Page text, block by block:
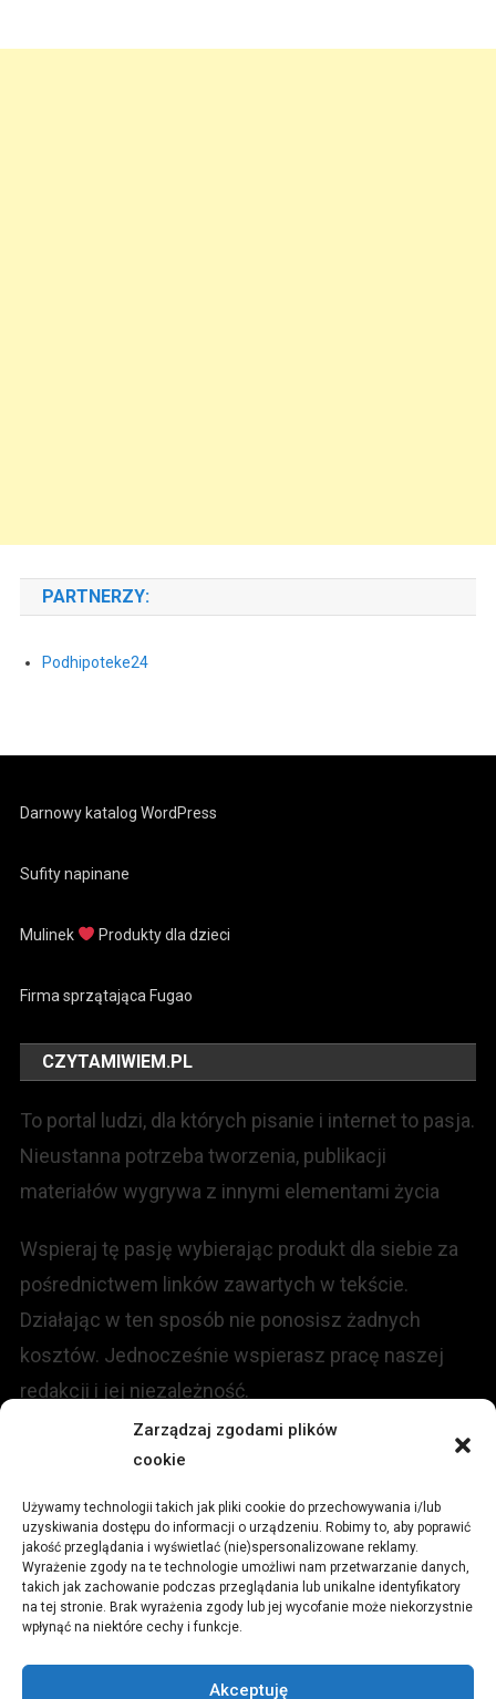
Zarządzaj zgodami plików
cookie
Używamy technologii takich jak pliki cookie do przechowywania i/lub
uzyskiwania dostępu do informacji o urządzeniu. Robimy to, aby poprawić
jakość przeglądania i wyświetlać (nie)spersonalizowane reklamy.
Wyrażenie zgody na te technologie umożliwi nam przetwarzanie danych,
takich jak zachowanie podczas przeglądania lub unikalne identyfikatory
na tej stronie. Brak wyrażenia zgody lub jej wycofanie może niekorzystnie
wpłynąć na niektóre cechy i funkcje.
Akceptuję
PARTNERZY:
Podhipoteke24
Darnowy katalog WordPress
Sufity napinane
Mulinek Produkty dla dzieci
Firma sprzątająca Fugao
CZYTAMIWIEM.PL
To portal ludzi, dla których pisanie i internet to pasja.
Nieustanna potrzeba tworzenia, publikacji
materiałów wygrywa z innymi elementami życia
Wspieraj tę pasję wybierając produkt dla siebie za
pośrednictwem linków zawartych w tekście.
Działając w ten sposób nie ponosisz żadnych
kosztów. Jednocześnie wspierasz pracę naszej
redakcji i jej niezależność.
Redakcja portalu:
ul.Stara 13, 42-600 Tarnowskie Góry
TEL:+48 509 547 822
redakcja@czytamiwiem.pl